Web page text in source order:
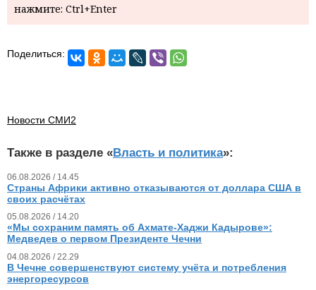
нажмите: Ctrl+Enter
Поделиться:
Новости СМИ2
Также в разделе «Власть и политика»:
06.08.2026 / 14.45
Страны Африки активно отказываются от доллара США в
своих расчётах
05.08.2026 / 14.20
«Мы сохраним память об Ахмате-Хаджи Кадырове»:
Медведев о первом Президенте Чечни
04.08.2026 / 22.29
В Чечне совершенствуют систему учёта и потребления
энергоресурсов